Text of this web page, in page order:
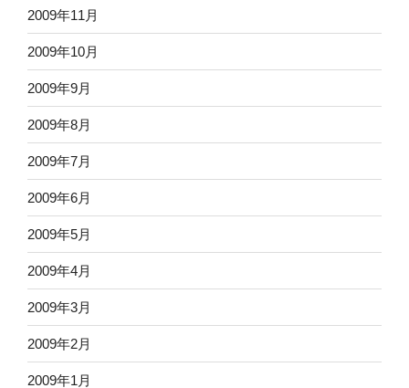
2009年11月
2009年10月
2009年9月
2009年8月
2009年7月
2009年6月
2009年5月
2009年4月
2009年3月
2009年2月
2009年1月